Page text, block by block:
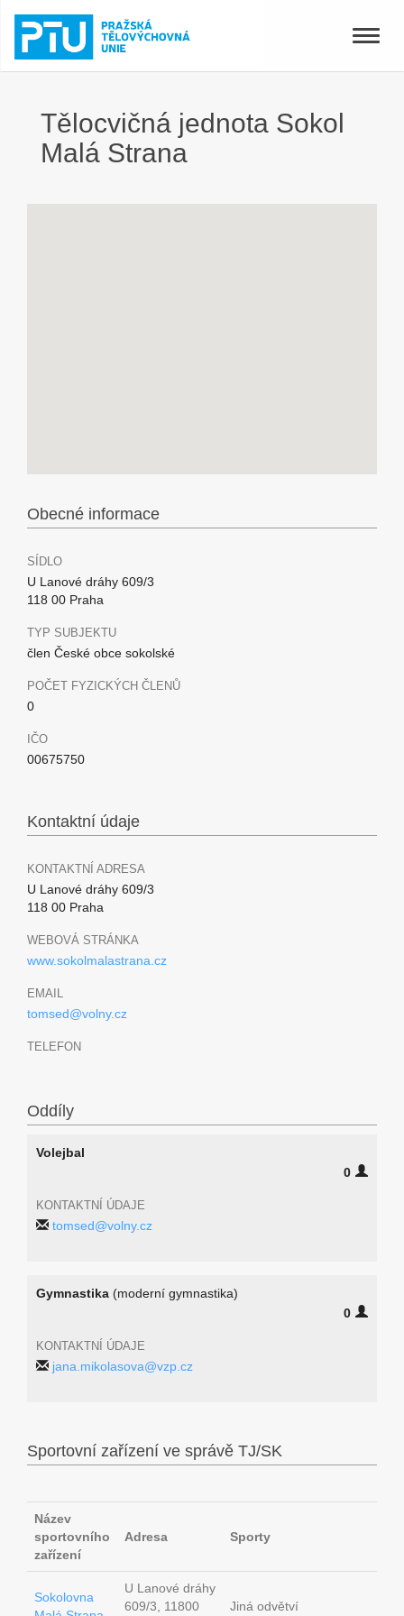
Toggle
Tělocvičná jednota Sokol
Malá Strana
Obecné informace
SÍDLO
U Lanové dráhy 609/3
118 00 Praha
TYP SUBJEKTU
člen České obce sokolské
POČET FYZICKÝCH ČLENŮ
0
IČO
00675750
Kontaktní údaje
KONTAKTNÍ ADRESA
U Lanové dráhy 609/3
118 00 Praha
WEBOVÁ STRÁNKA
www.sokolmalastrana.cz
EMAIL
tomsed@volny.cz
TELEFON
Oddíly
Volejbal
0
KONTAKTNÍ ÚDAJE
tomsed@volny.cz
Gymnastika (moderní gymnastika)
0
KONTAKTNÍ ÚDAJE
jana.mikolasova@vzp.cz
Sportovní zařízení ve správě TJ/SK
Název
sportovního
zařízení
Adresa Sporty
Sokolovna
U Lanové dráhy
609/3, 11800
Jiná odvětví